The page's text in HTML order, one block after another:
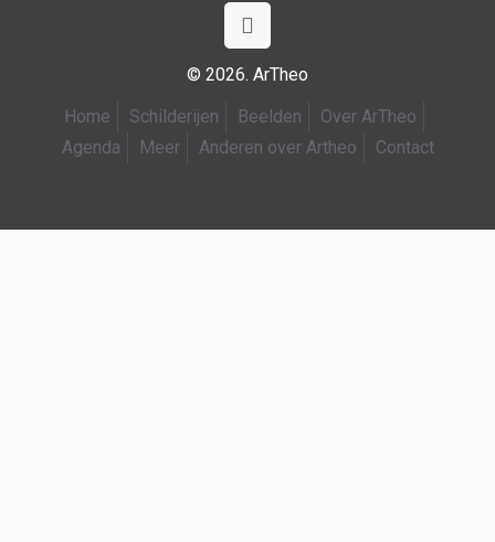
© 2026. ArTheo
Home
Schilderijen Beelden
Over ArTheo
Agenda
Meer Anderen over Artheo Contact